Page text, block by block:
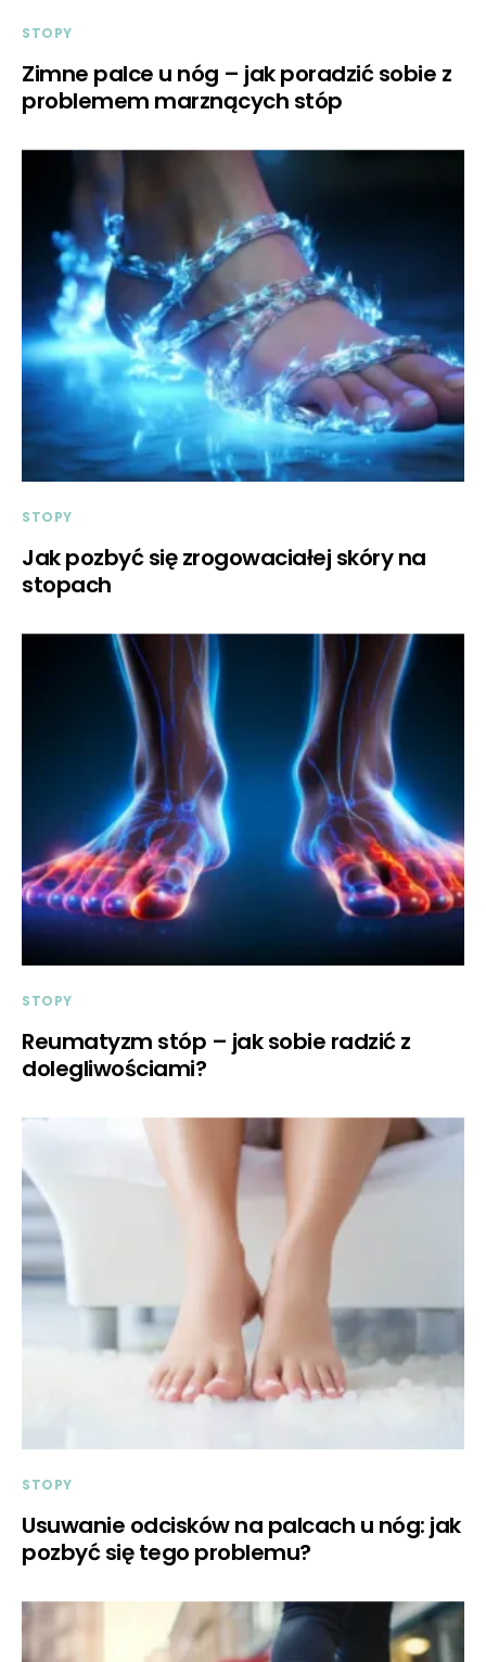
STOPY
Zimne palce u nóg – jak poradzić sobie z
problemem marznących stóp
STOPY
Jak pozbyć się zrogowaciałej skóry na
stopach
STOPY
Reumatyzm stóp – jak sobie radzić z
dolegliwościami?
STOPY
Usuwanie odcisków na palcach u nóg: jak
pozbyć się tego problemu?